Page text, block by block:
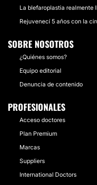
La blefaroplastia realmente
Rejuvenecí 5 años con la
SOBRE NOSOTROS
¿Quiénes somos?
Equipo editorial
Denuncia de contenido
PROFESIONALES
Acceso doctores
Plan Premium
Marcas
Suppliers
International Doctors